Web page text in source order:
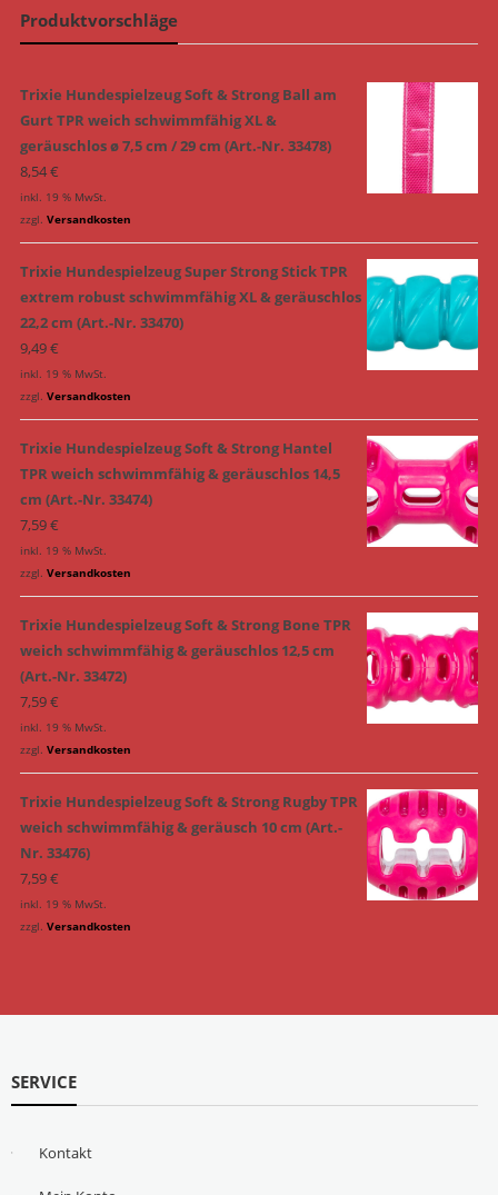
Produktvorschläge
Trixie Hundespielzeug Soft & Strong Ball am
Gurt TPR weich schwimmfähig XL &
geräuschlos ø 7,5 cm / 29 cm (Art.-Nr. 33478)
8,54€
inkl. 19 % MwSt.
zzgl. Versandkosten
Trixie Hundespielzeug Super Strong Stick TPR
extrem robust schwimmfähig XL & geräuschlos
22,2 cm (Art.-Nr. 33470)
9,49€
inkl. 19 % MwSt.
zzgl. Versandkosten
Trixie Hundespielzeug Soft & Strong Hantel
TPR weich schwimmfähig & geräuschlos 14,5
cm (Art.-Nr. 33474)
7,59€
inkl. 19 % MwSt.
zzgl. Versandkosten
Trixie Hundespielzeug Soft & Strong Bone TPR
weich schwimmfähig & geräuschlos 12,5 cm
(Art.-Nr. 33472)
7,59€
inkl. 19 % MwSt.
zzgl. Versandkosten
Trixie Hundespielzeug Soft & Strong Rugby TPR
weich schwimmfähig & geräusch 10 cm (Art.-
Nr. 33476)
7,59€
inkl. 19 % MwSt.
zzgl. Versandkosten
SERVICE
Kontakt